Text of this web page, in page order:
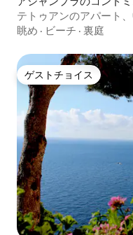
テトゥアンのアパート
ム、テラス付き
眺め · ビーチ · 裏庭
ゲストチョイス
ゲストチョイス